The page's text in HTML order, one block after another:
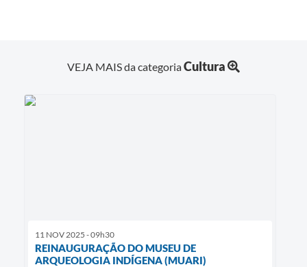
VEJA MAIS da categoriaCultura
11 NOV 2025 - 09h30
REINAUGURAÇÃO DO MUSEU DE
ARQUEOLOGIA INDÍGENA (MUARI)